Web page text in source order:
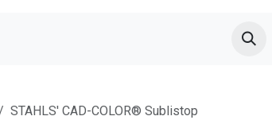
STAHLS' CAD-COLOR® Sublistop